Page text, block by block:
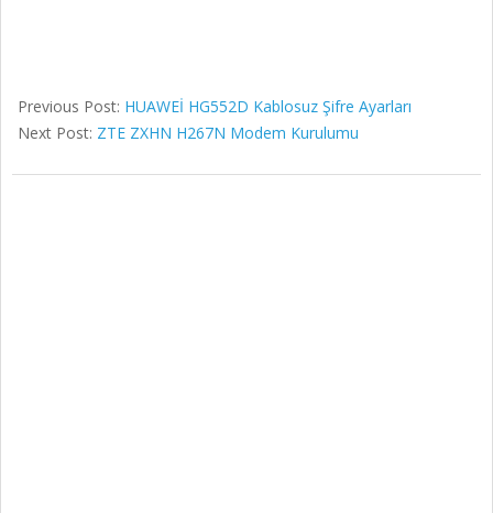
Previous Post: HUAWEİ HG552D Kablosuz Şifre Ayarları
Next Post: ZTE ZXHN H267N Modem Kurulumu